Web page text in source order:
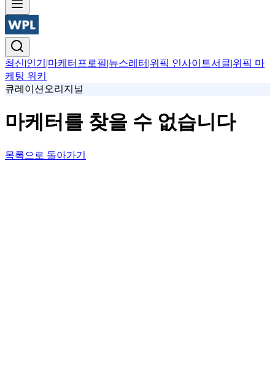
최신|인기 |마케터프로필|뉴스레터 |위픽 인사이트서클|위픽 마
케팅 위키
큐레이션 오리지널
마케터를 찾을 수 없습니다
목록으로 돌아가기